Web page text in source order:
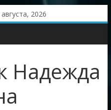
2026
Надежда